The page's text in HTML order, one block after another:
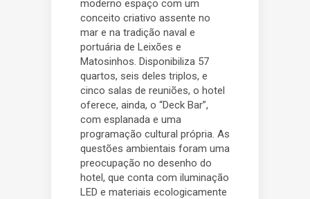
moderno espaço com um
conceito criativo assente no
mar e na tradição naval e
portuária de Leixões e
Matosinhos. Disponibiliza 57
quartos, seis deles triplos, e
cinco salas de reuniões, o hotel
oferece, ainda, o “Deck Bar”,
com esplanada e uma
programação cultural própria. As
questões ambientais foram uma
preocupação no desenho do
hotel, que conta com iluminação
LED e materiais ecologicamente